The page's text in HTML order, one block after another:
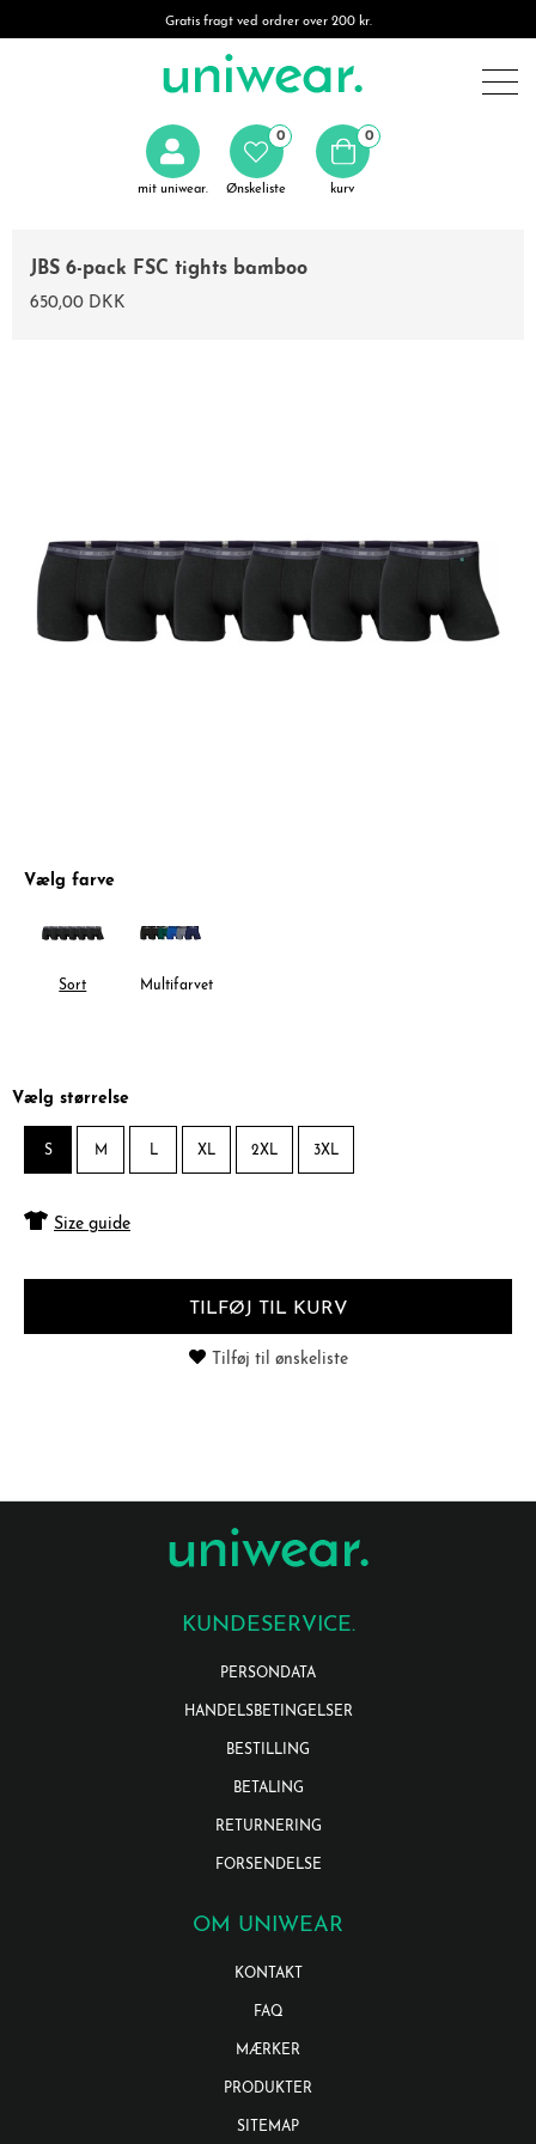
Gratis fragt ved ordrer over 200 kr.
mit uniwear. Ønskeliste
0 0
kurv
JBS 6-pack FSC tights bamboo
650,00 DKK
Vælg farve
Sort Multifarvet
Vælg størrelse
S M L XL 2XL 3XL
Size guide
TILFØJ TIL KURV
Tilføj til ønskeliste
KUNDESERVICE.
PERSONDATA
HANDELSBETINGELSER
BESTILLING
BETALING
RETURNERING
FORSENDELSE
OM UNIWEAR
KONTAKT
FAQ
MÆRKER
PRODUKTER
SITEMAP